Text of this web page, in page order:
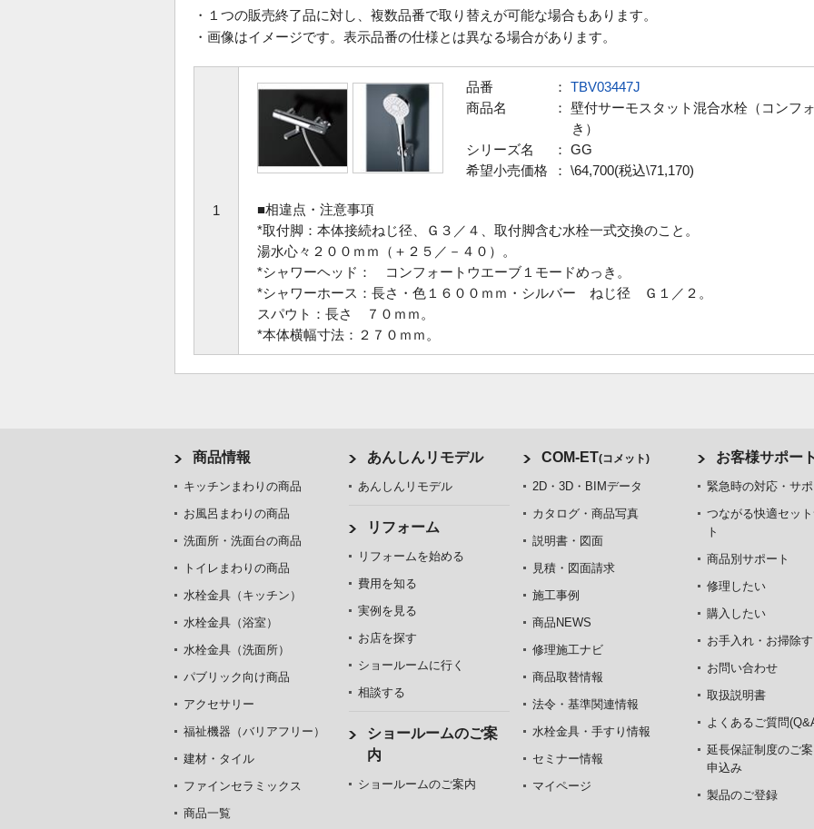
・１つの販売終了品に対し、複数品番で取り替えが可能な場合もあります。
・画像はイメージです。表示品番の仕様とは異なる場合があります。
1
品番 ： TBV03447J
商品名
： 壁付サーモスタット混合水栓（コンフ
き）
シリーズ名
： GG
希望小売価格
： \64,700(税込\71,170)
■相違点・注意事項
*取付脚：本体接続ねじ径、Ｇ３／４、取付脚含む水栓一式交換のこと。
湯水心々２００ｍｍ（＋２５／－４０）。
*シャワーヘッド： コンフォートウエーブ１モードめっき。
*シャワーホース：長さ・色１６００ｍｍ・シルバー ねじ径 Ｇ１／２。
スパウト：長さ ７０ｍｍ。
*本体横幅寸法：２７０ｍｍ。
商品情報
キッチンまわりの商品
お風呂まわりの商品
洗面所・洗面台の商品
トイレまわりの商品
水栓金具（キッチン）
水栓金具（浴室）
水栓金具（洗面所）
パブリック向け商品
アクセサリー
福祉機器（バリアフリー）
建材・タイル
ファインセラミックス
商品一覧
あんしんリモデル
あんしんリモデル
リフォーム
リフォームを始める
費用を知る
実例を見る
お店を探す
ショールームに行く
相談する
ショールームのご案
内
ショールームのご案内
COM-ET(コメット)
2D・3D・BIMデータ
カタログ・商品写真
説明書・図面
見積・図面請求
施工事例
商品NEWS
修理施工ナビ
商品取替情報
法令・基準関連情報
水栓金具・手すり情報
セミナー情報
マイページ
お客様サポー
緊急時の対応・サ
つながる快適セッ
ト
商品別サポート
修理したい
購入したい
お手入れ・お掃除
お問い合わせ
取扱説明書
よくあるご質問
延長保証制度のご
申込み
製品のご登録